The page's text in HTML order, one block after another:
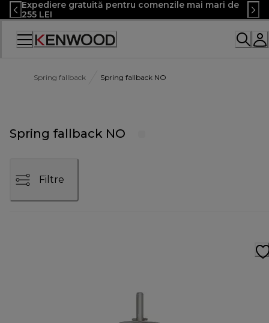
Skip
to
Content
Expediere gratuită pentru comenzile mai mari de
255 LEI
Declarație
accesibilitate
Spring fallback Spring fallback NO
Spring fallback NO
Filtre